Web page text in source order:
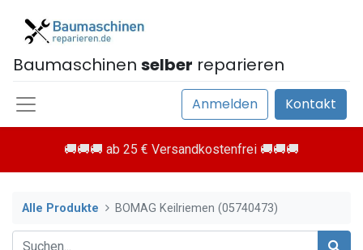
Baumaschinen selber reparieren
Anmelden Kontakt
🚚🚚🚚 ab 25 € Versandkostenfrei 🚚🚚🚚
Alle Produkte BOMAG Keilriemen (05740473)